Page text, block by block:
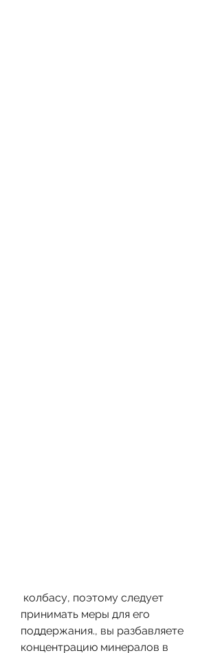
принимать меры для его
поддержания., вы разбавляете
концентрацию минералов в